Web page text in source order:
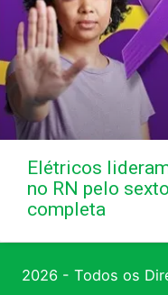
Elétricos
no RN pelo
completa
2026 - Todos os